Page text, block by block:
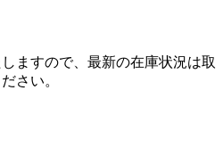
ますので、最新の在庫状況は取
さい。